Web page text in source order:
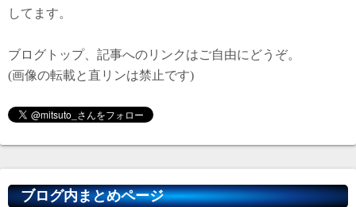
してます。
ブログトップ、記事へのリンクはご自由にどうぞ。
(画像の転載と直リンは禁止です)
ブログ内まとめページ